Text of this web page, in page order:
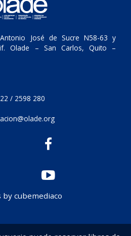
José de Sucre N58-63 y
Olade – San Carlos, Quito –
/ 2598 280
by cubemediaco